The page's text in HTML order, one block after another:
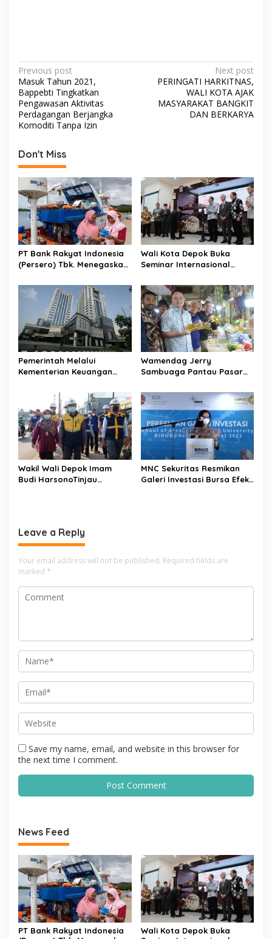
P
o
s
t
a
v
i
g
a
t
i
n
Previous post
Masuk Tahun 2021,
Bappebti Tingkatkan
Pengawasan Aktivitas
Perdagangan Berjangka
Komoditi Tanpa Izin
Next post
PERINGATI HARKITNAS,
WALI KOTA AJAK
MASYARAKAT BANGKIT
DAN BERKARYA
Don't Miss
PT Bank Rakyat Indonesia
(Persero) Tbk. Menegaskan
Revisi Rencana Bisnis Bank
(RBB) Di Tahun 2026
Wali Kota Depok Buka
Seminar Internasional
Workshop 2023
Pemerintah Melalui
Kementerian Keuangan
Mencapai 60-80 Persen
Wamendag Jerry
Sambuaga Pantau Pasar
Ketersediaan Bapok Aman
dan Harga Terkendali
Wakil Wali Depok Imam
Budi HarsonoTinjau
MNC Sekuritas Resmikan
Galeri Investasi Bursa Efek
Leave a Reply
Your email address will not be published. Required fields are
marked *
Save my name, email, and website in this browser for
the next time I comment.
News Feed
PT Bank Rakyat Indonesia
Wali Kota Depok Buka